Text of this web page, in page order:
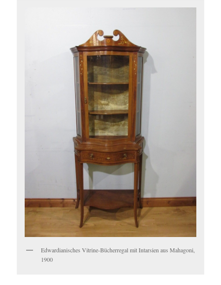
Edwardianisches Vitrine-Bücherregal mit Intarsien aus Mahagoni,
1900